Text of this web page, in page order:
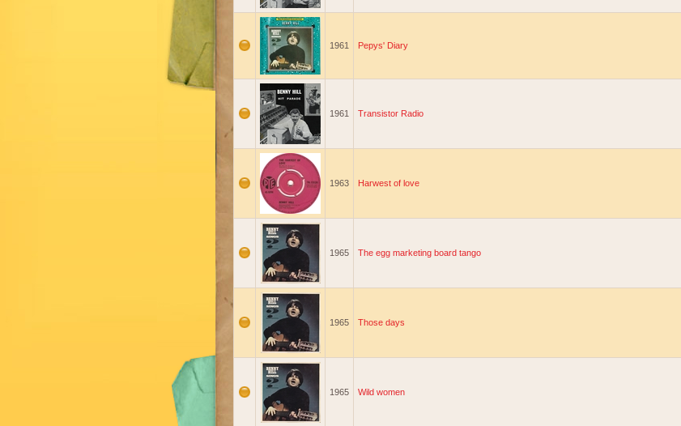
1961 Pepys' Diary
1961 Transistor Radio
1963 Harwest of love
1965 The egg marketing board tango
1965 Those days
1965 Wild women